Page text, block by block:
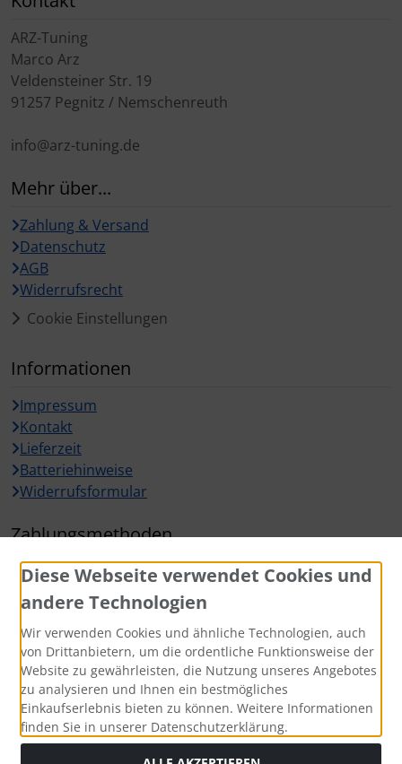
ARZ-Tuning
Marco Arz
Veldensteiner Str. 19
91257 Pegnitz / Nemschenreuth
info@arz-tuning.de
Mehr über...
Zahlung & Versand
Datenschutz
AGB
Widerrufsrecht
Cookie Einstellungen
Informationen
Impressum
Kontakt
Lieferzeit
Batteriehinweise
Widerrufsformular
Zahlungsmethoden
Widerrufsbutton
Diese Webseite verwendet Cookies und
andere Technologien
Wir verwenden Cookies und ähnliche Technologien, auch
von Drittanbietern, um die ordentliche Funktionsweise der
Website zu gewährleisten, die Nutzung unseres Angebotes
zu analysieren und Ihnen ein bestmögliches
Einkaufserlebnis bieten zu können. Weitere Informationen
finden Sie in unserer Datenschutzerklärung.